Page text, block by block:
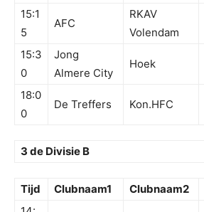
15:1
5
AFC
RKAV
Volendam
15:3
0
Jong
Almere City
Hoek
18:0
0
De Treffers Kon.HFC
3 de Divisie B
Tijd Clubnaam1 Clubnaam2